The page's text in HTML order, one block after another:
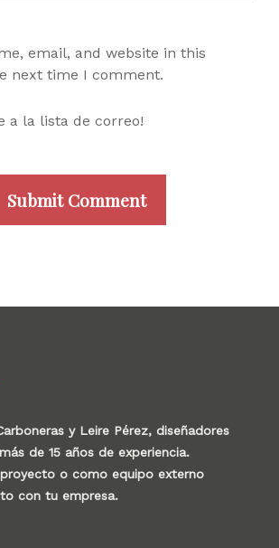
email, and website in this
next time I comment.
a la lista de correo!
y Leire Pérez, diseñadores
de 15 años de experiencia.
o como equipo externo
con tu empresa.